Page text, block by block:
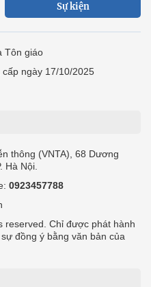
Sự kiện
Tôn giáo
ngày 17/10/2025
thông (VNTA), 68 Dương
Hà Nội.
0923457788
reserved. Chỉ được phát hành
đồng ý bằng văn bản của